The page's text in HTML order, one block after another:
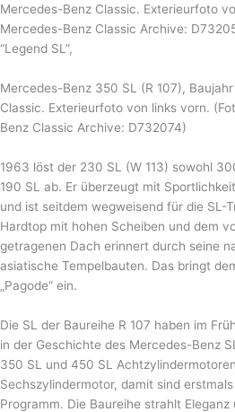
Mercedes-Benz Classic. Exterieurfoto
Mercedes-Benz Classic Archive:
“Legend SL”,
Mercedes-Benz 350 SL (R 107),
Classic. Exterieurfoto von links vorn.
Benz Classic Archive: D732074)
1963 löst der 230 SL (W 113) sowohl
190 SL ab. Er überzeugt mit
und ist seitdem wegweisend für die SL-
Hardtop mit hohen Scheiben und dem
getragenen Dach erinnert durch seine
asiatische Tempelbauten. Das bringt
„Pagode“ ein.
Die SL der Baureihe R 107 haben im
in der Geschichte des Mercedes-Benz
350 SL und 450 SL
Sechszylindermotor, damit sind
Programm. Die Baureihe strahlt